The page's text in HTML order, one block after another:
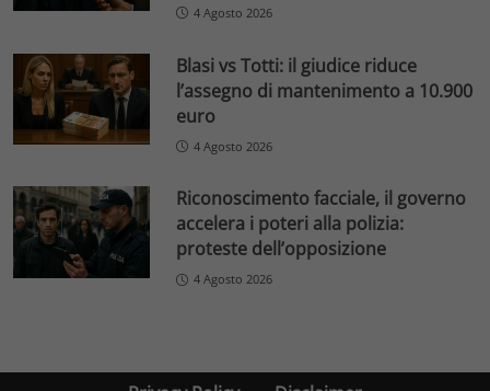
4 Agosto 2026
Blasi vs Totti: il giudice riduce
l’assegno di mantenimento a 10.900
euro
4 Agosto 2026
Riconoscimento facciale, il governo
accelera i poteri alla polizia:
proteste dell’opposizione
4 Agosto 2026